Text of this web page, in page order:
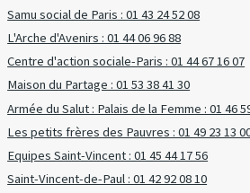
Samu social de Paris : 01 43 24 52 08
L'Arche d'Avenirs : 01 44 06 96 88
Centre d'action sociale-Paris : 01 44 67 16 07
Maison du Partage : 01 53 38 41 30
Armée du Salut : Palais de la Femme : 01 46
Les petits frères des Pauvres : 01 49 23 13
Equipes Saint-Vincent : 01 45 44 17 56
Saint-Vincent-de-Paul : 01 42 92 08 10